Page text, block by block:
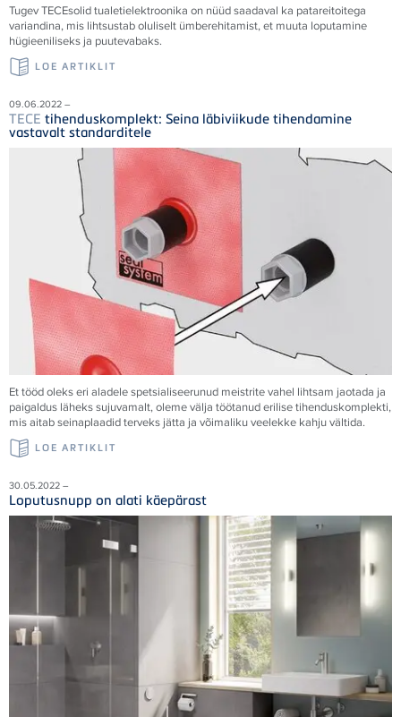
TugevTECEsolid tualetielektroonika on nüüd saadaval ka patareitoitega
variandina, mis lihtsustab oluliselt ümberehitamist, et muuta loputamine
hügieeniliseks ja puutevabaks.
LOE ARTIKLIT
09.06.2022 –
TECE tihenduskomplekt: Seina läbiviikude tihendamine
vastavalt standarditele
Et tööd oleks eri aladele spetsialiseerunud meistrite vahel lihtsam jaotada ja
paigaldus läheks sujuvamalt, oleme välja töötanud erilise tihenduskomplekti,
mis aitab seinaplaadid terveks jätta ja võimaliku veelekke kahju vältida.
LOE ARTIKLIT
30.05.2022 –
Loputusnupp on alati käepärast